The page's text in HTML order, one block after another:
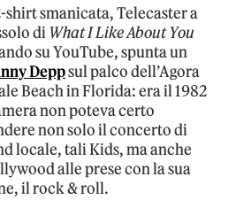
smanicata, Telecaster a
di What I Like About You
su YouTube, spunta un
Deppsul palco dell’Agora
Beach in Florida: era il 1982
non poteva certo
non solo il concerto di
locale, tali Kids, ma anche
alle prese con la sua
il rock & roll.